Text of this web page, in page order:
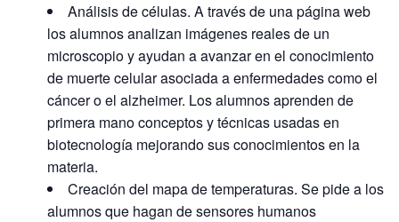
Análisis de células. A través de una página web
los alumnos analizan imágenes reales de un
microscopio y ayudan a avanzar en el conocimiento
de muerte celular asociada a enfermedades como el
cáncer o el alzheimer. Los alumnos aprenden de
primera mano conceptos y técnicas usadas en
biotecnología mejorando sus conocimientos en la
materia.
Creación del mapa de temperaturas. Se pide a los
alumnos que hagan de sensores humanos